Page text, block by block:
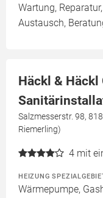
Wartung,
Austausch,
Häckl & Häckl
Salzmesserstr. 98,
Riemerling)
4 mit
HEIZUNG
Wärmepumpe,